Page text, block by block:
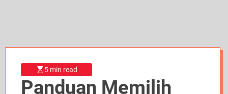
5 min read
Panduan Memilih